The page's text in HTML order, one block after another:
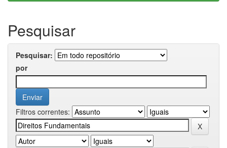
Pesquisar
Pesquisar:
por
Filtros correntes: